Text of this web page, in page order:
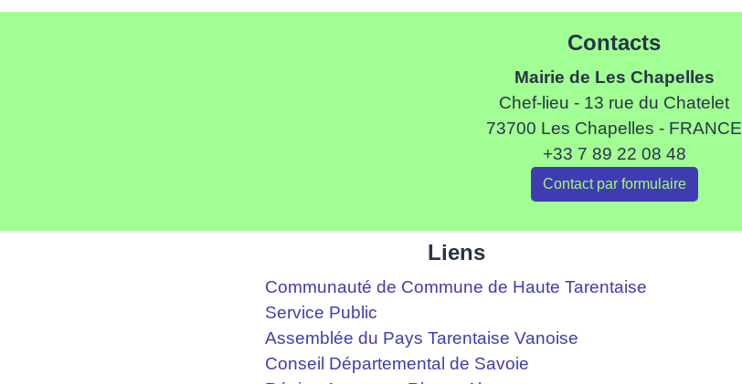
Contacts
Mairie de Les Chapelles
Chef-lieu - 13 rue du Chatelet
73700 Les Chapelles - FRANCE
+33 7 89 22 08 48
Contact par formulaire
Liens
Communauté de Commune de Haute Tarentaise
Service Public
Assemblée du Pays Tarentaise Vanoise
Conseil Départemental de Savoie